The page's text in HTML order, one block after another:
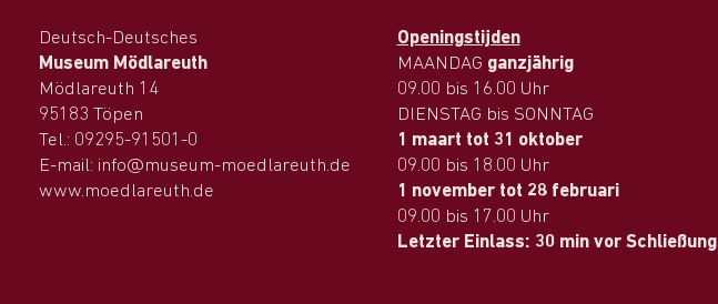
Deutsch-Deutsches
Museum Mödlareuth
Mödlareuth 14
95183 Töpen
Tel.: 09295-91501-0
E-mail: info@museum-moedlareuth.de
www.moedlareuth.de
Openingstijden
MAANDAG ganzjährig
09.00 bis 16.00 Uhr
DIENSTAG bis SONNTAG
1 maart tot 31 oktober
09.00 bis 18.00 Uhr
1 november tot 28 februari
09.00 bis 17.00 Uhr
Letzter Einlass: 30 min vor Schließung